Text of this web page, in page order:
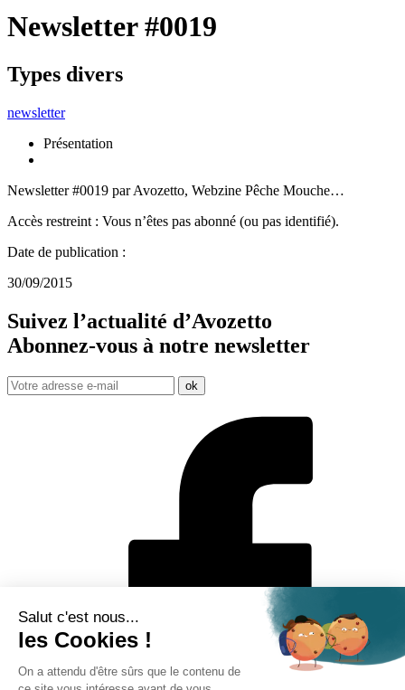
Newsletter #0019
Types divers
newsletter
Présentation
Newsletter #0019 par Avozetto, Webzine Pêche Mouche…
Accès restreint : Vous n’êtes pas abonné (ou pas identifié).
Date de publication :
30/09/2015
Suivez l’actualité d’Avozetto
Abonnez-vous à notre newsletter